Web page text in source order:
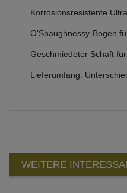
Korrosionsresistente
O’Shaughnessy-Bogen
Geschmiedeter Schaft
Lieferumfang:
WEITERE